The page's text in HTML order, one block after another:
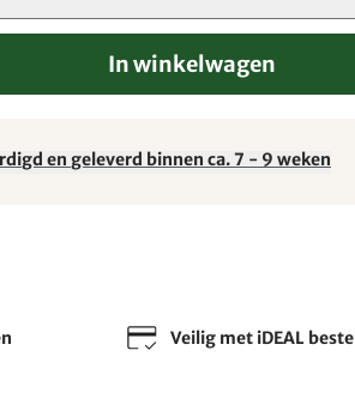
In winkelwagen
en geleverd binnen ca. 7 - 9 weken
Veilig met iDEAL